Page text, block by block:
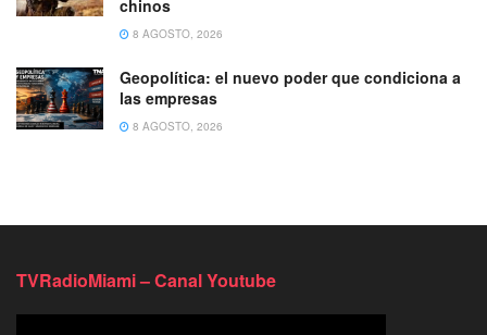
chinos
8 AGOSTO, 2026
Geopolítica: el nuevo poder que condiciona a
las empresas
8 AGOSTO, 2026
TVRadioMiami – Canal Youtube